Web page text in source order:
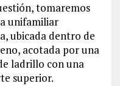
tomaremos
unifamiliar
ubicada dentro de
acotada por una
ladrillo con una
superior.